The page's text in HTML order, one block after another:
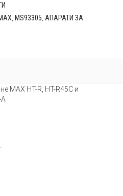
MS93305 АПАРАТИ ЗА
MAX HT-R, HT-R45C и